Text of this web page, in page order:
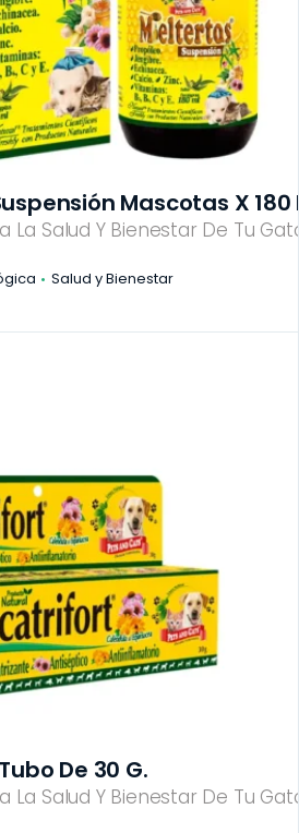
La Salud Y Bienestar De Tu
Mascotas X 180
Salud y Bienestar
La Salud Y Bienestar De Tu
De 30 G.